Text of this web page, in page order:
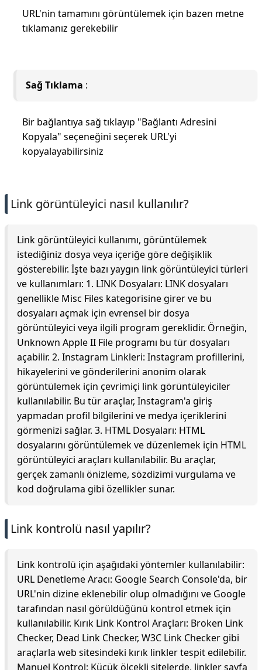
URL'nin tamamını görüntülemek için bazen metne
tıklamanız gerekebilir
Sağ Tıklama :
Bir bağlantıya sağ tıklayıp "Bağlantı Adresini
Kopyala" seçeneğini seçerek URL'yi
kopyalayabilirsiniz
Link görüntüleyici nasıl kullanılır?
Link görüntüleyici kullanımı, görüntülemek
istediğiniz dosya veya içeriğe göre değişiklik
gösterebilir. İşte bazı yaygın link görüntüleyici türleri
ve kullanımları: 1. LINK Dosyaları: LINK dosyaları
genellikle Misc Files kategorisine girer ve bu
dosyaları açmak için evrensel bir dosya
görüntüleyici veya ilgili program gereklidir. Örneğin,
Unknown Apple II File programı bu tür dosyaları
açabilir. 2. Instagram Linkleri: Instagram profillerini,
hikayelerini ve gönderilerini anonim olarak
görüntülemek için çevrimiçi link görüntüleyiciler
kullanılabilir. Bu tür araçlar, Instagram'a giriş
yapmadan profil bilgilerini ve medya içeriklerini
görmenizi sağlar. 3. HTML Dosyaları: HTML
dosyalarını görüntülemek ve düzenlemek için HTML
görüntüleyici araçları kullanılabilir. Bu araçlar,
gerçek zamanlı önizleme, sözdizimi vurgulama ve
kod doğrulama gibi özellikler sunar.
Link kontrolü nasıl yapılır?
Link kontrolü için aşağıdaki yöntemler kullanılabilir:
URL Denetleme Aracı: Google Search Console'da, bir
URL'nin dizine eklenebilir olup olmadığını ve Google
tarafından nasıl görüldüğünü kontrol etmek için
kullanılabilir. Kırık Link Kontrol Araçları: Broken Link
Checker, Dead Link Checker, W3C Link Checker gibi
araçlarla web sitesindeki kırık linkler tespit edilebilir.
Manuel Kontrol: Küçük ölçekli sitelerde, linkler sayfa